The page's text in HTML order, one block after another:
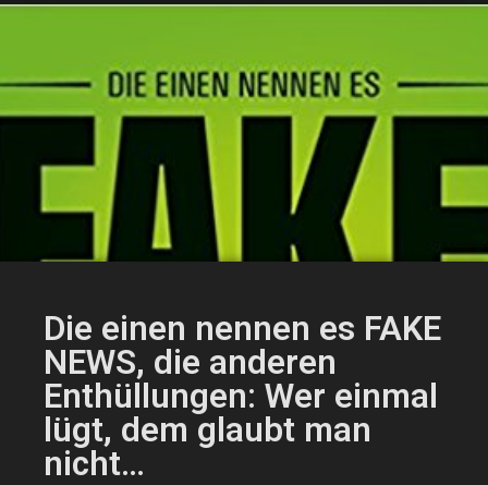
Die einen nennen es FAKE
NEWS, die anderen
Enthüllungen: Wer einmal
lügt, dem glaubt man
nicht…